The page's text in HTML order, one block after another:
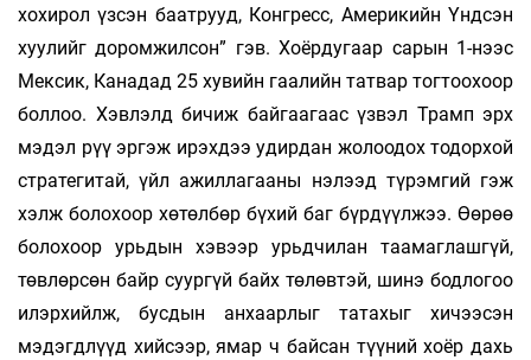
хохирол үзсэн баатрууд, Конгресс, Америкийн Үндсэн
хуулийг доромжилсон” гэв. Хоёрдугаар сарын 1-нээс
Мексик, Канадад 25 хувийн гаалийн татвар тогтоохоор
боллоо. Хэвлэлд бичиж бай­гаагаас үзвэл Трамп эрх
мэдэл рүү эргэж ирэх­дээ удирдан жолоодох тодорхой
стра­те­гитай, үйл ажиллагааны нэлээд түрэмгий гэж
хэлж болохоор хөтөлбөр бүхий баг бүрдүүлжээ. Өөрөө
болохоор урьдын хэвээр урьдчилан таа­маг­лашгүй,
төвлөрсөн байр суургүй байх төлөв­тэй, шинэ бодлогоо
илэрхийлж, бусдын анхаар­лыг татахыг хичээсэн
мэдэгдлүүд хийсээр, ямар ч байсан түүний хоёр дахь